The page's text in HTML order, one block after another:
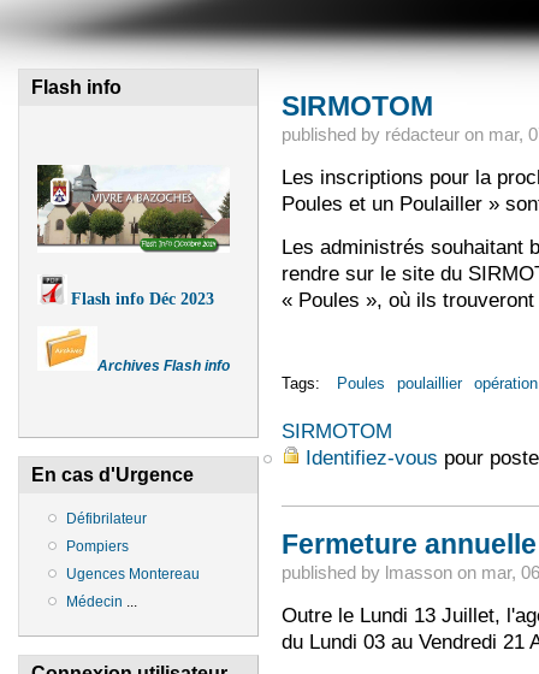
Flash info
Flash info Déc 2023
Archives Flash info
En cas d'Urgence
Défibrilateur
Pompiers
Ugences Montereau
Médecin ...
SIRMOTOM
published by rédacteuron mar,
Les inscriptions pour la
Poules et un Poulailler »
Les administrés souhaitant
rendre sur le site du
« Poules », où ils
Tags: Poules poulaillier opération
SIRMOTOM
Identifiez-vous pour
Fermeture
published by lmassonon mar,
Outre le Lundi 13 Juillet,
du Lundi 03 au Vendredi 21